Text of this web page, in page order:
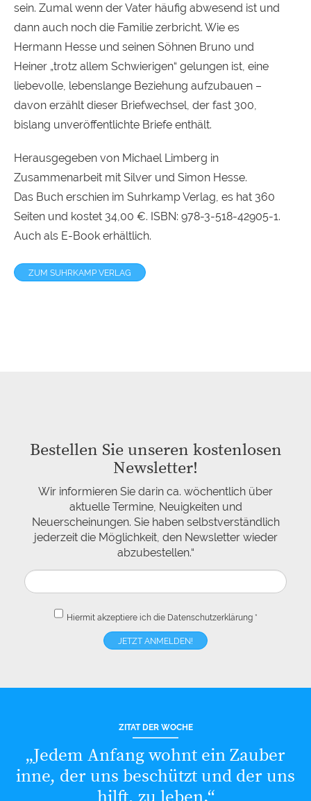
sein. Zumal wenn der Vater häufig abwesend ist und
dann auch noch die Familie zerbricht. Wie es
Hermann Hesse und seinen Söhnen Bruno und
Heiner „trotz allem Schwierigen“ gelungen ist, eine
liebevolle, lebenslange Beziehung aufzubauen –
davon erzählt dieser Briefwechsel, der fast 300,
bislang unveröffentlichte Briefe enthält.
Herausgegeben von Michael Limberg in
Zusammenarbeit mit Silver und Simon Hesse.
Das Buch erschien im Suhrkamp Verlag, es hat 360
Seiten und kostet 34,00 €. ISBN: 978-3-518-42905-1.
Auch als E-Book erhältlich.
ZUM SUHRKAMP VERLAG
Bestellen Sie unseren kostenlosen
Newsletter!
Wir informieren Sie darin ca. wöchentlich über
aktuelle Termine, Neuigkeiten und
Neuerscheinungen. Sie haben selbstverständlich
jederzeit die Möglichkeit, den Newsletter wieder
abzubestellen.“
Hiermit akzeptiere ich die Datenschutzerklärung*
ZITAT DER WOCHE
„Jedem Anfang wohnt ein Zauber
inne, der uns beschützt und der uns